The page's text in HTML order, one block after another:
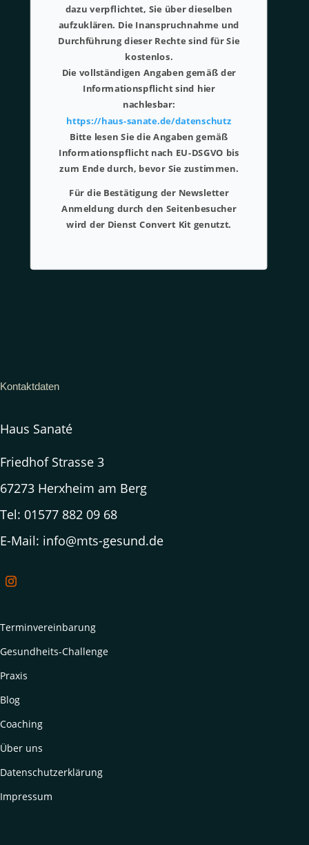
dazu verpflichtet, Sie über dieselben
aufzuklären. Die Inanspruchnahme und
Durchführung dieser Rechte sind für Sie
kostenlos.
Die vollständigen Angaben gemäß der
Informationspflicht sind hier
nachlesbar:
https://haus-sanate.de/datenschutz
Bitte lesen Sie die Angaben gemäß
Informationspflicht nach EU-DSGVO bis
zum Ende durch, bevor Sie zustimmen.
Für die Bestätigung der Newsletter
Anmeldung durch den Seitenbesucher
wird der Dienst Convert Kit genutzt.
Kontaktdaten
Haus Sanaté
Friedhof Strasse 3
67273 Herxheim am Berg
Tel: 01577 882 09 68
E-Mail: info@mts-gesund.de
Terminvereinbarung
Gesundheits-Challenge
Praxis
Blog
Coaching
Über uns
Datenschutzerklärung
Impressum